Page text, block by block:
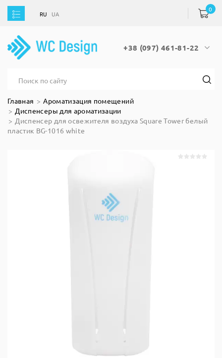
UA
+38 (097) 461-81-22
RU UA
0
Главная
Ароматизация помещений
Диспенсеры для ароматизации
Диспенсер для освежителя воздуха Square Tower белый
пластик BG-1016 white